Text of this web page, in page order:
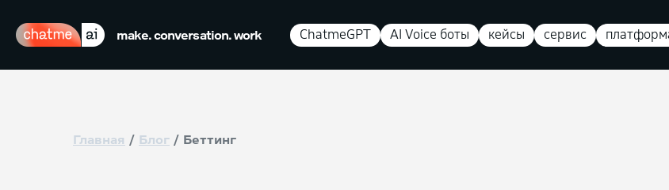
make. conversation. work ChatmeGPT AI Voice боты кейсы сервис
Главная Блог Беттинг